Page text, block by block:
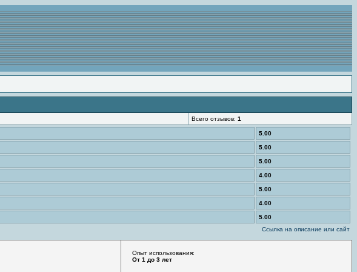
Всего отзывов: 1
5.00
5.00
5.00
4.00
5.00
4.00
5.00
Ссылка на описание или сайт
Опыт использования:
От 1 до 3 лет